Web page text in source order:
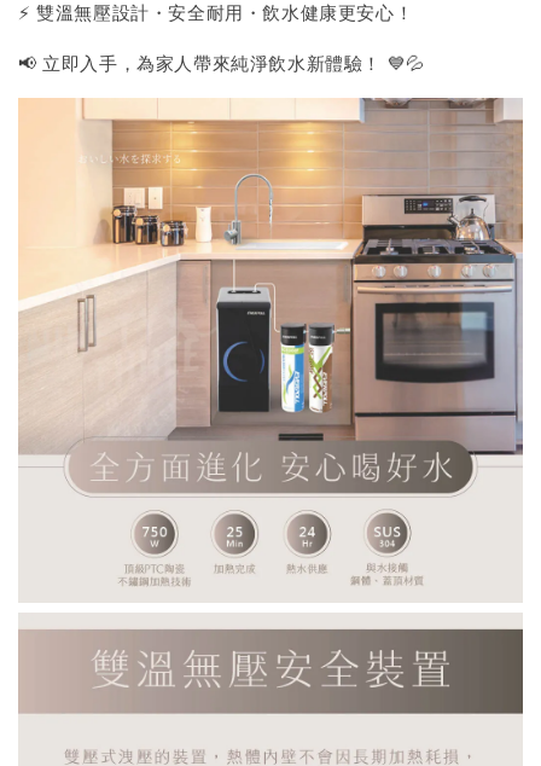
⚡ 雙溫無壓設計・安全耐用・飲水健康更安心！
📢 立即入手，為家人帶來純淨飲水新體驗！ 💙💦